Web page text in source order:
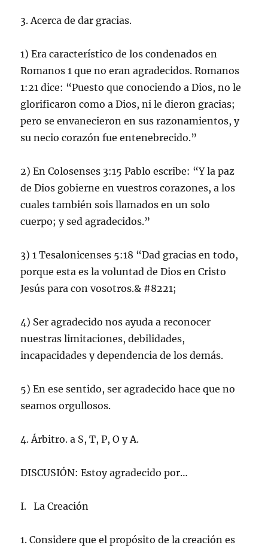
3. Acerca de dar gracias.
1) Era característico de los condenados en
Romanos 1 que no eran agradecidos. Romanos
1:21 dice: “Puesto que conociendo a Dios, no le
glorificaron como a Dios, ni le dieron gracias;
pero se envanecieron en sus razonamientos, y
su necio corazón fue entenebrecido.”
2) En Colosenses 3:15 Pablo escribe: “Y la paz
de Dios gobierne en vuestros corazones, a los
cuales también sois llamados en un solo
cuerpo; y sed agradecidos.”
3) 1 Tesalonicenses 5:18 “Dad gracias en todo,
porque esta es la voluntad de Dios en Cristo
Jesús para con vosotros.& #8221;
4) Ser agradecido nos ayuda a reconocer
nuestras limitaciones, debilidades,
incapacidades y dependencia de los demás.
5) En ese sentido, ser agradecido hace que no
seamos orgullosos.
4. Árbitro. a S, T, P, O y A.
DISCUSIÓN: Estoy agradecido por…
I. La Creación
1. Considere que el propósito de la creación es